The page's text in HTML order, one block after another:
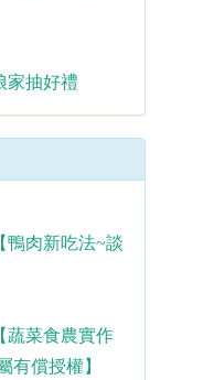
家抽好禮
鴨肉新吃法~談
蔬菜食農實作
有償授權】